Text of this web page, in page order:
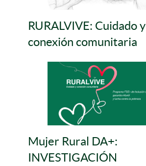
RURALVIVE: Cuidado y
conexión comunitaria
Mujer Rural DA+:
INVESTIGACIÓN